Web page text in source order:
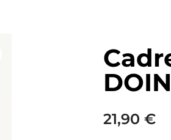
21,90 €